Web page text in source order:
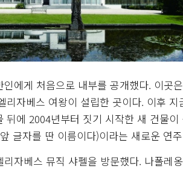
에게 처음으로 내부를 공개했다. 이곳
리자베스 여왕이 설립한 곳이다. 이후
뒤에 2004년부터 짓기 시작한 새 건물
글자를 딴 이름이다)이라는 새로운 연
자베스 뮤직 샤펠을 방문했다. 나폴레